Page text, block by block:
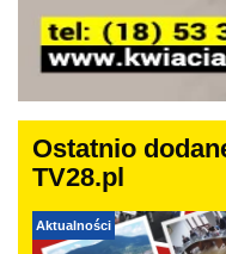
Ostatnio
TV28.pl
Aktualności